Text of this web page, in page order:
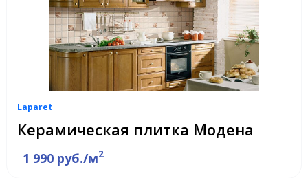
Laparet
Керамическая плитка Модена
1 990 руб./м2